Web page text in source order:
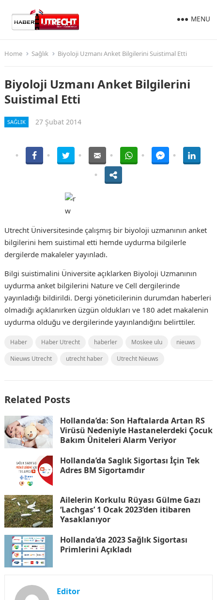
MENU
Home Sağlık Biyoloji Uzmanı Anket Bilgilerini Suistimal Etti
Biyoloji Uzmanı Anket Bilgilerini
Suistimal Etti
SAĞLIK 27 Şubat 2014
Utrecht Üniversitesinde çalışmış bir biyoloji uzmanının anket
bilgilerini hem suistimal etti hemde uydurma bilgilerle
dergilerde makaleler yayınladı.
Bilgi suistimalini Üniversite açıklarken Biyoloji Uzmanının
uydurma anket bilgilerini Nature ve Cell dergilerinde
yayınladığı bildirildi. Dergi yöneticilerinin durumdan haberleri
olmadığı açıklanırken üzgün oldukları ve 180 adet makalenin
uydurma olduğu ve dergilerinde yayınlandığını belirttiler.
Haber Haber Utrecht haberler Moskee ulu
nieuws
Nieuws Utrecht
utrecht haber Utrecht Nieuws
Related Posts
Hollanda’da: Son Haftalarda Artan RS
Virüsü Nedeniyle Hastanelerdeki Çocuk
Bakım Üniteleri Alarm Veriyor
Hollanda’da Saglık Sigortası İçin Tek
Adres BM Sigortamdır
Ailelerin Korkulu Rüyası Gülme Gazı
‘Lachgas’ 1 Ocak 2023’den itibaren
Yasaklanıyor
Hollanda’da 2023 Sağlık Sigortası
Primlerini Açıkladı
Editor